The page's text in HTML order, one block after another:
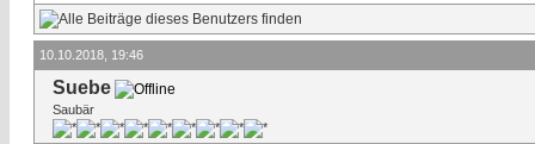
10.10.2018, 19:46
Suebe
Saubär